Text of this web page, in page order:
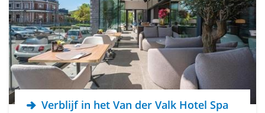
Verblijf in het Van der Valk Hotel Spa